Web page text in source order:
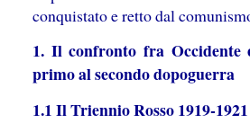
conquistato e retto dal
1. Il confronto fra Occidente
primo al secondo dopoguerra
1.1 Il Triennio Rosso 1919-1921